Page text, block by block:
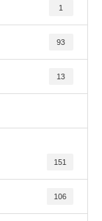
1
93
13
151
106